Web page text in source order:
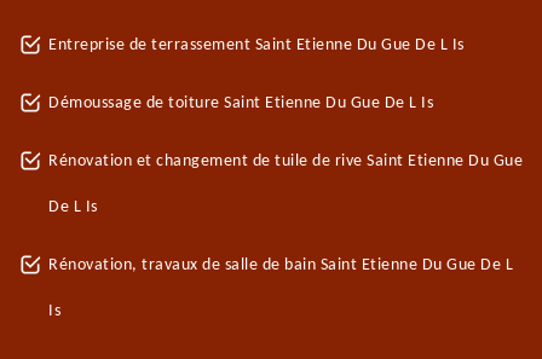
Entreprise de terrassement Saint Etienne Du Gue De L Is
Démoussage de toiture Saint Etienne Du Gue De L Is
Rénovation et changement de tuile de rive Saint Etienne Du Gue
De L Is
Rénovation, travaux de salle de bain Saint Etienne Du Gue De L
Is